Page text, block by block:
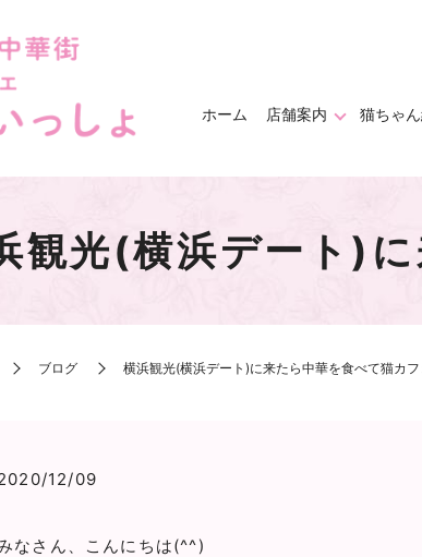
ホーム 店舗案内 猫ちゃ
観光(横浜デート)
ブログ 横浜観光(横浜デート)に来たら中華を食べて猫カ
12/09
なさん、こんにちは(^^)